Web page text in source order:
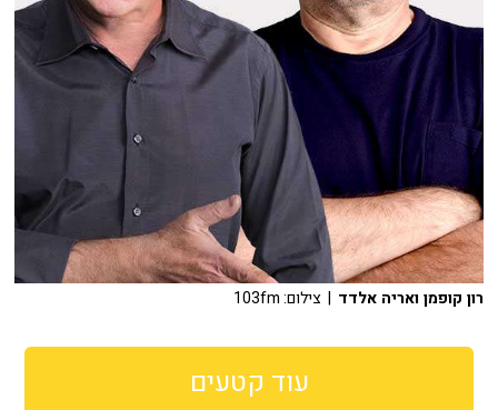
רון קופמן ואריה אלדד | צילום: 103fm
עוד קטעים